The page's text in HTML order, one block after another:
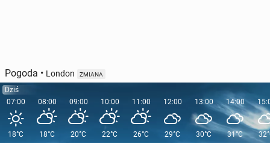
Pogoda • London ZMIANA
Dziś
07:00
18°C
08:00
18°C
09:00
20°C
10:00
22°C
11:00
26°C
12:00
29°C
13:00
30°C
14:00
31°C